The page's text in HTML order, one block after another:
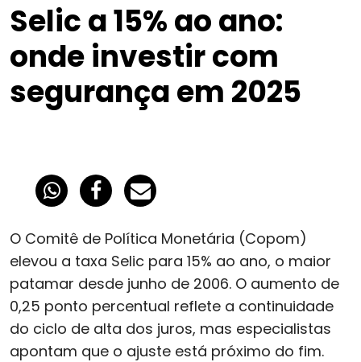
Selic a 15% ao ano:
onde investir com
segurança em 2025
O Comitê de Política Monetária (Copom)
elevou a taxa Selic para 15% ao ano, o maior
patamar desde junho de 2006. O aumento de
0,25 ponto percentual reflete a continuidade
do ciclo de alta dos juros, mas especialistas
apontam que o ajuste está próximo do fim.